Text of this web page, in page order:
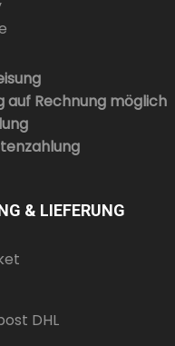
auf Rechnung möglich
& LIEFERUNG